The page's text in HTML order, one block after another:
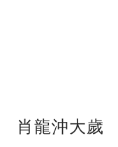
肖龍沖大歲